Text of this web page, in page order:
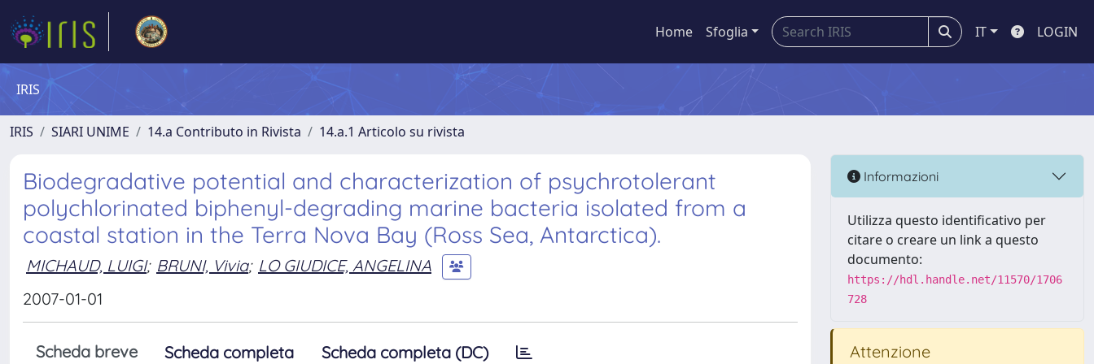
Home Sfoglia IT LOGIN
IRIS
IRIS SIARI UNIME 14.a Contributo in Rivista 14.a.1 Articolo su rivista
Biodegradative potential and characterization of psychrotolerant
polychlorinated biphenyl-degrading marine bacteria isolated from a
coastal station in the Terra Nova Bay (Ross Sea, Antarctica).
MICHAUD, LUIGI; BRUNI, Vivia; LO GIUDICE, ANGELINA
2007-01-01
Scheda breve Scheda completa Scheda completa (DC)
Informazioni
Utilizza questo identificativo per
citare o creare un link a questo
documento:
https://hdl.handle.net/11570/1706
728
Attenzione